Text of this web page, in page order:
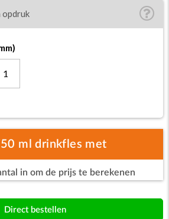
opdruk
1
ml drinkfles met
in om de prijs te berekenen
Direct bestellen